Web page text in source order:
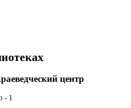
центр
- 1